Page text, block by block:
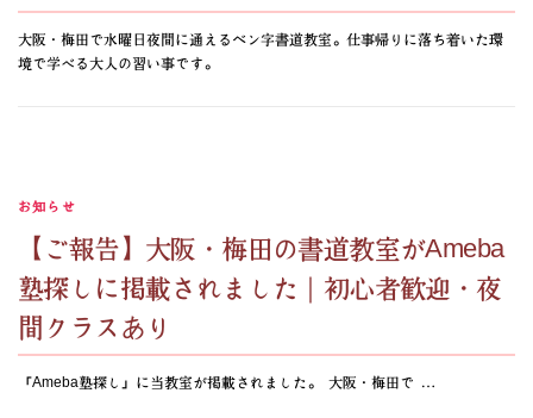
大阪・梅田で水曜日夜間に通えるベン字書道教室。仕事帰りに落ち着いた環
境で学べる大人の習い事です。
お知らせ
【ご報告】大阪・梅田の書道教室がAmeba
塾探しに掲載されました｜初心者歓迎・夜
間クラスあり
「Ameba塾探し」に当教室が掲載されました。 大阪・梅田で …